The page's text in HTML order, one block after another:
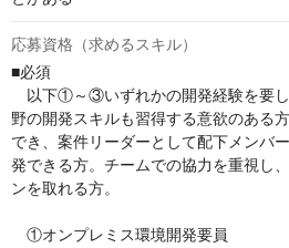
応募資格（求めるスキル）
■必須
以下①～③いずれかの開発経験を要し
野の開発スキルも習得する意欲のある
でき、案件リーダーとして配下メンバ
発できる方。チームでの協力を重視し
ンを取れる方。
①オンプレミス環境開発要員